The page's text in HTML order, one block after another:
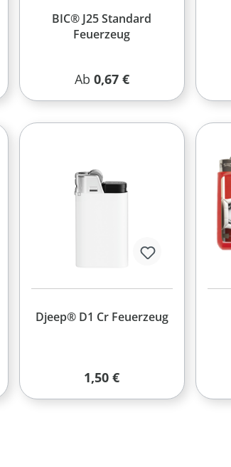
BIC® J25 Standard
Feuerzeug
Regulärer Preis:
Ab 0,67 €
Djeep® D1 Cr Feuerzeug
Regulärer Preis:
1,50 €